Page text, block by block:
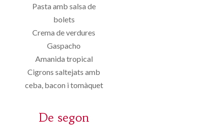
Pasta amb salsa de
bolets
Crema de verdures
Gaspacho
Amanida tropical
Cigrons saltejats amb
ceba, bacon i tomàquet
De segon